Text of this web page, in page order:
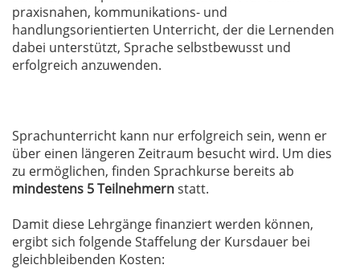
praxisnahen, kommunikations- und
handlungsorientierten Unterricht, der die Lernenden
dabei unterstützt, Sprache selbstbewusst und
erfolgreich anzuwenden.
Sprachunterricht kann nur erfolgreich sein, wenn er
über einen längeren Zeitraum besucht wird. Um dies
zu ermöglichen, finden Sprachkurse bereits ab
mindestens 5 Teilnehmernstatt.
Damit diese Lehrgänge finanziert werden können,
ergibt sich folgende Staffelung der Kursdauer bei
gleichbleibenden Kosten: